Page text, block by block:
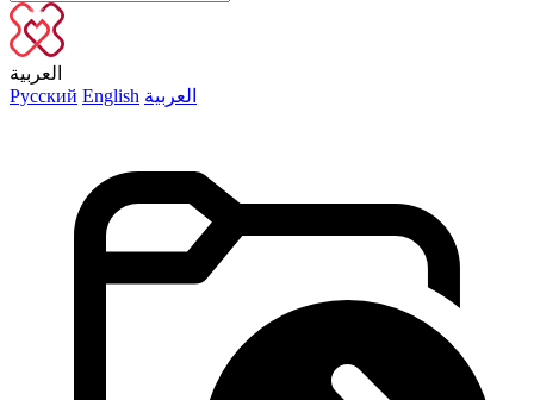
العربية
Русский English العربية